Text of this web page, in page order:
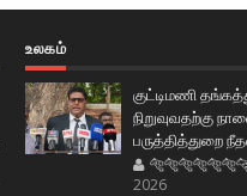
உலகம்
குட்டிமணி
நிறுவுவதற்கு
பருத்தித்துறை
2026